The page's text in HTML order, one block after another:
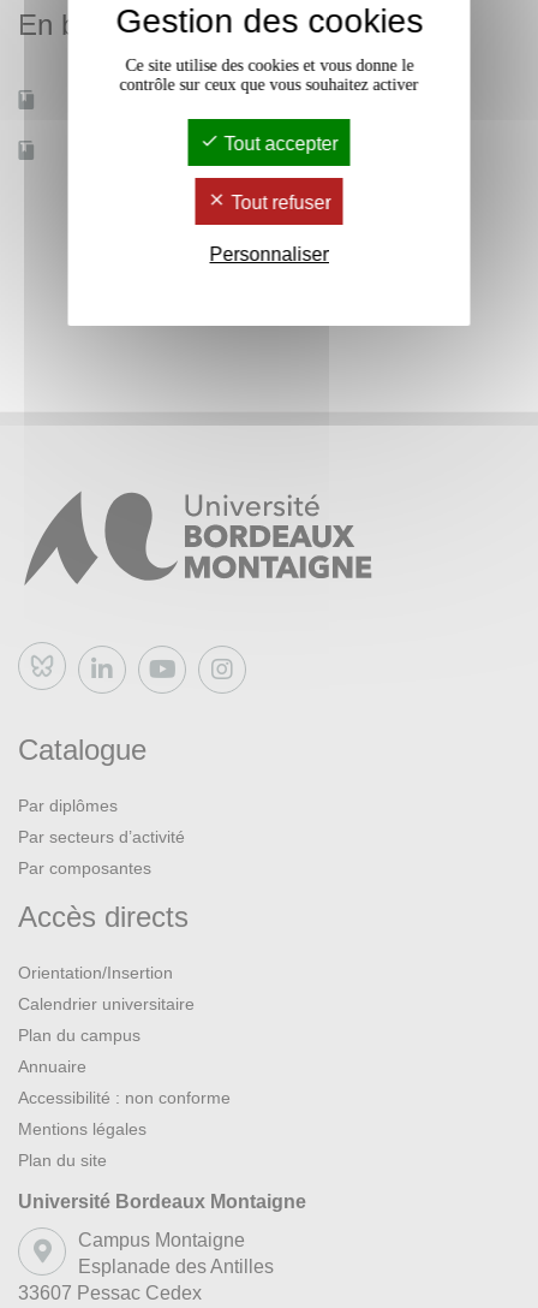
En bref
Accessible à distance Non
Bluesky
Catalogue
Par diplômes
Par secteurs d’activité
Par composantes
Accès directs
Orientation/Insertion
Calendrier universitaire
Plan du campus
Annuaire
Accessibilité : non conforme
Mentions légales
Plan du site
Université Bordeaux Montaigne
Campus Montaigne
Esplanade des Antilles
33607 Pessac Cedex
Gestion des cookies
Ce site utilise des cookies et vous donne le
contrôle sur ceux que vous souhaitez activer
Tout accepter
Tout refuser
Personnaliser